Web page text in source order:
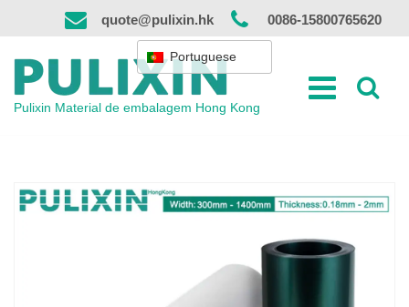
conteúdo
quote@pulixin.hk 0086-15800765620
Pulixin Material de embalagem Hong Kong
Portuguese